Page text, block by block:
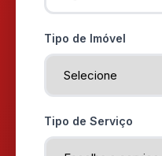
Tipo de Imóvel
Tipo de Serviço